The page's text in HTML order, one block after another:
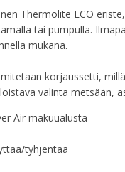
Thermolite ECO
tai pumpulla.
mukana.
korjaussetti,
valinta metsään,
Air makuualusta
tyhjentää